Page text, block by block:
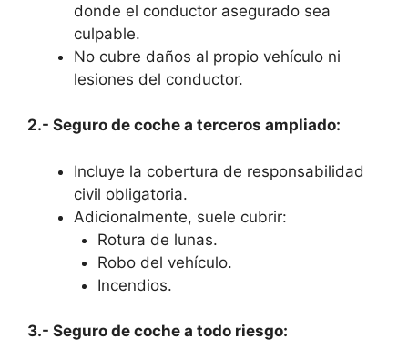
donde el conductor asegurado sea
culpable.
No cubre daños al propio vehículo ni
lesiones del conductor.
2.- Seguro de coche a terceros ampliado:
Incluye la cobertura de responsabilidad
civil obligatoria.
Adicionalmente, suele cubrir:
Rotura de lunas.
Robo del vehículo.
Incendios.
3.- Seguro de coche a todo riesgo: